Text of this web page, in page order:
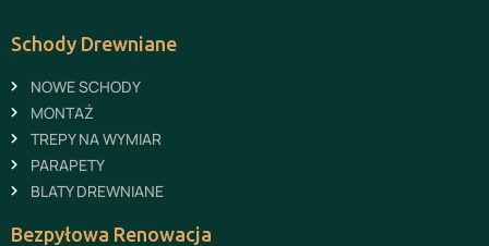
Schody Drewniane
NOWE SCHODY
MONTAŻ
TREPY NA WYMIAR
PARAPETY
BLATY DREWNIANE
Bezpyłowa Renowacja